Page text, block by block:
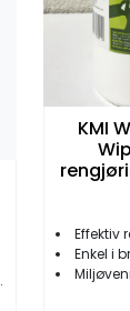
KMI
Effektiv
Enkel i